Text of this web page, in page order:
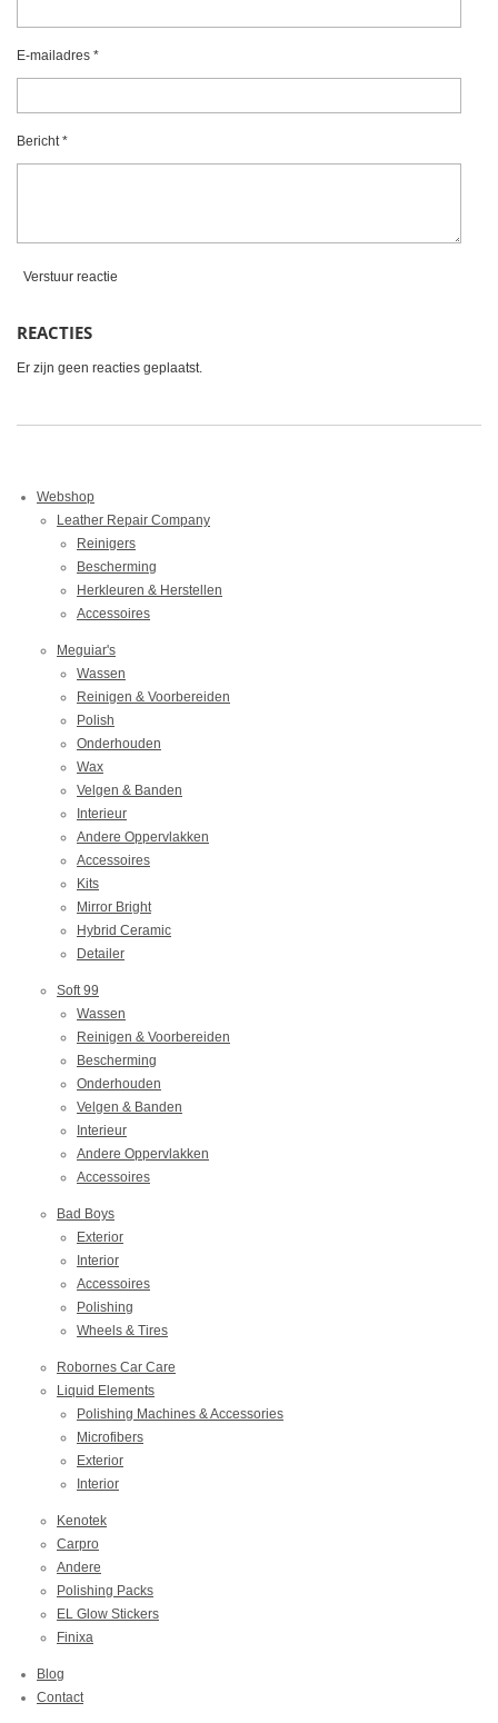
s
t
e
e
r
e
r
e
r
r
E-mailadres *
Bericht *
Verstuur reactie
REACTIES
Er zijn geen reacties geplaatst.
Webshop
Leather Repair Company
Reinigers
Bescherming
Herkleuren & Herstellen
Accessoires
Meguiar's
Wassen
Reinigen & Voorbereiden
Polish
Onderhouden
Wax
Velgen & Banden
Interieur
Andere Oppervlakken
Accessoires
Kits
Mirror Bright
Hybrid Ceramic
Detailer
Soft 99
Wassen
Reinigen & Voorbereiden
Bescherming
Onderhouden
Velgen & Banden
Interieur
Andere Oppervlakken
Accessoires
Bad Boys
Exterior
Interior
Accessoires
Polishing
Wheels & Tires
Robornes Car Care
Liquid Elements
Polishing Machines & Accessories
Microfibers
Exterior
Interior
Kenotek
Carpro
Andere
Polishing Packs
EL Glow Stickers
Finixa
Blog
Contact